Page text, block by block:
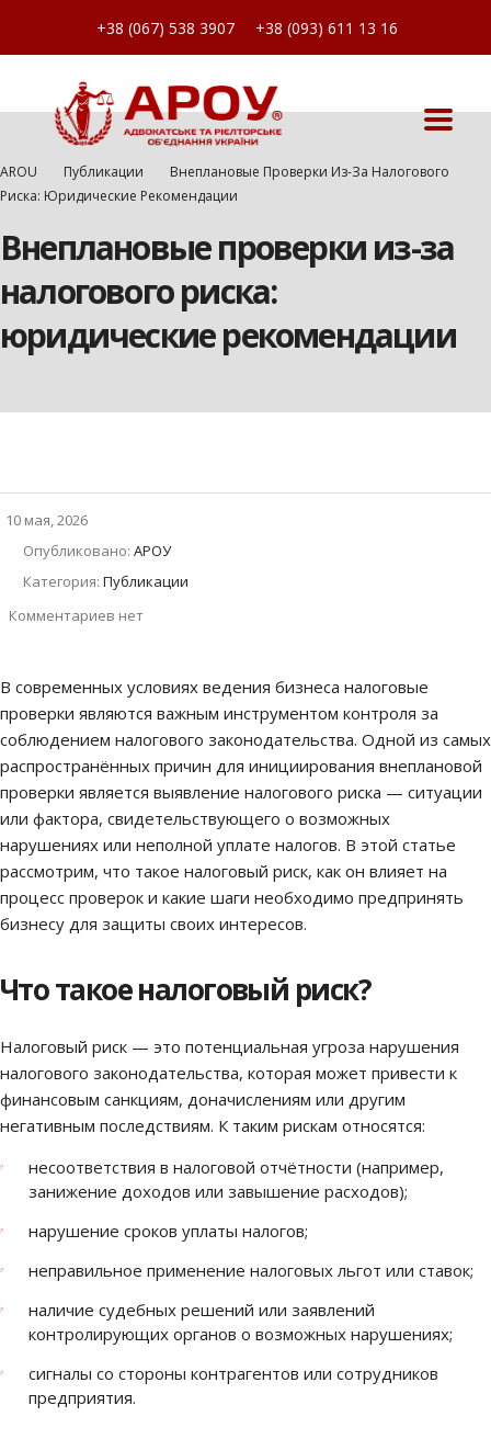
+38 (067) 538 3907 +38 (093) 611 13 16
AROU Публикации
Внеплановые Проверки Из-За Налогового
Риска: Юридические Рекомендации
Внеплановые проверки из-за
налогового риска:
юридические рекомендации
10 мая, 2026
Опубликовано: АРОУ
Категория: Публикации
Комментариев нет
В современных условиях ведения бизнеса налоговые
проверки являются важным инструментом контроля за
соблюдением налогового законодательства. Одной из самых
распространённых причин для инициирования внеплановой
проверки является выявление налогового риска — ситуации
или фактора, свидетельствующего о возможных
нарушениях или неполной уплате налогов. В этой статье
рассмотрим, что такое налоговый риск, как он влияет на
процесс проверок и какие шаги необходимо предпринять
бизнесу для защиты своих интересов.
Что такое налоговый риск?
Налоговый риск — это потенциальная угроза нарушения
налогового законодательства, которая может привести к
финансовым санкциям, доначислениям или другим
негативным последствиям. К таким рискам относятся:
несоответствия в налоговой отчётности (например,
занижение доходов или завышение расходов);
нарушение сроков уплаты налогов;
неправильное применение налоговых льгот или ставок;
наличие судебных решений или заявлений
контролирующих органов о возможных нарушениях;
сигналы со стороны контрагентов или сотрудников
предприятия.